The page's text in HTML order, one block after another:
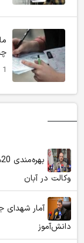
1 روز پیش
وکالت در آبان
دانش‌آموز